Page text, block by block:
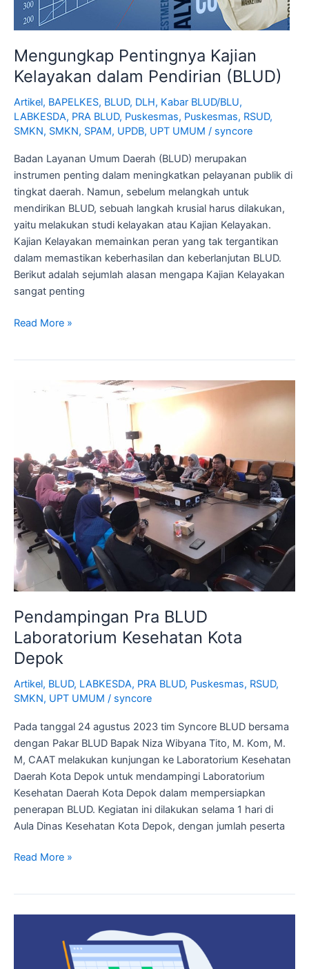
Mengungkap Pentingnya Kajian
Kelayakan dalam Pendirian (BLUD)
Artikel, BAPELKES, BLUD, DLH, Kabar BLUD/BLU,
LABKESDA, PRA BLUD, Puskesmas, Puskesmas, RSUD,
SMKN, SMKN, SPAM, UPDB, UPT UMUM / syncore
Badan Layanan Umum Daerah (BLUD) merupakan
instrumen penting dalam meningkatkan pelayanan publik di
tingkat daerah. Namun, sebelum melangkah untuk
mendirikan BLUD, sebuah langkah krusial harus dilakukan,
yaitu melakukan studi kelayakan atau Kajian Kelayakan.
Kajian Kelayakan memainkan peran yang tak tergantikan
dalam memastikan keberhasilan dan keberlanjutan BLUD.
Berikut adalah sejumlah alasan mengapa Kajian Kelayakan
sangat penting
Read More »
Pendampingan Pra BLUD
Laboratorium Kesehatan Kota
Depok
Artikel, BLUD, LABKESDA, PRA BLUD, Puskesmas, RSUD,
SMKN, UPT UMUM / syncore
Pada tanggal 24 agustus 2023 tim Syncore BLUD bersama
dengan Pakar BLUD Bapak Niza Wibyana Tito, M. Kom, M.
M, CAAT melakukan kunjungan ke Laboratorium Kesehatan
Daerah Kota Depok untuk mendampingi Laboratorium
Kesehatan Daerah Kota Depok dalam mempersiapkan
penerapan BLUD. Kegiatan ini dilakukan selama 1 hari di
Aula Dinas Kesehatan Kota Depok, dengan jumlah peserta
Pendampingan
Kesehatan
Kota
Depok
Read More »